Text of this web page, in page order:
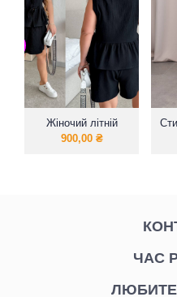
Жіночий літній
костюм ( Жилет на
900,00 ₴
ЧАС